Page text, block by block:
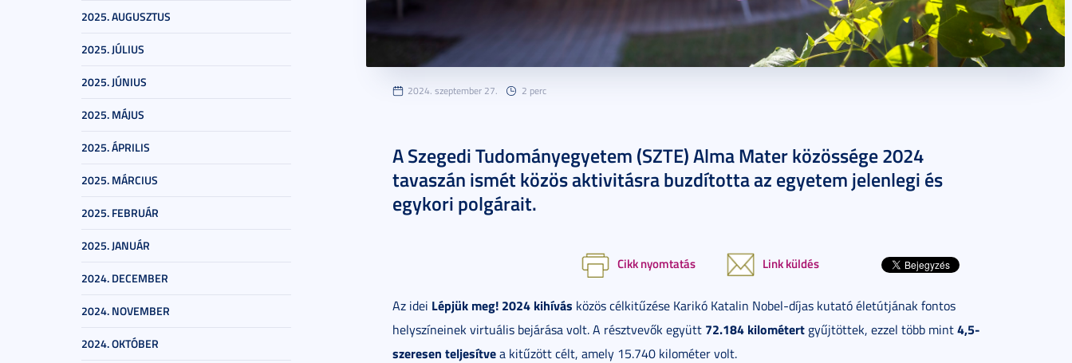
2025. AUGUSZTUS
2025. JÚLIUS
2025. JÚNIUS
2025. MÁJUS
2025. ÁPRILIS
2025. MÁRCIUS
2025. FEBRUÁR
2025. JANUÁR
2024. DECEMBER
2024. NOVEMBER
2024. OKTÓBER
2024. szeptember 27. 2 perc
A Szegedi Tudományegyetem (SZTE) Alma Mater közössége 2024
tavaszán ismét közös aktivitásra buzdította az egyetem jelenlegi és
egykori polgárait.
Cikk nyomtatás Link küldés
Az idei Lépjük meg! 2024 kihívás közös célkitűzése Karikó Katalin Nobel-díjas kutató életútjának fontos
helyszíneinek virtuális bejárása volt. A résztvevők együtt 72.184 kilométert gyűjtöttek, ezzel több mint4,5-
szeresen teljesítvea kitűzött célt, amely 15.740 kilométer volt.